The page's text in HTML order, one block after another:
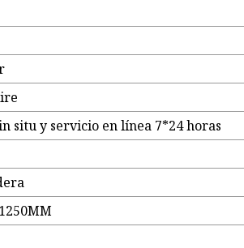
situ y servicio en línea 7*24 horas